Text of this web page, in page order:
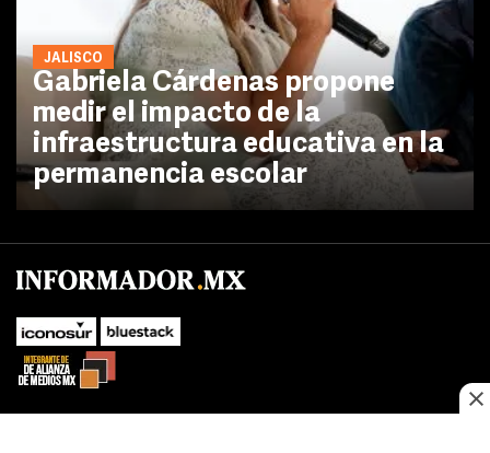
JALISCO
Gabriela Cárdenas propone
medir el impacto de la
infraestructura educativa en la
permanencia escolar